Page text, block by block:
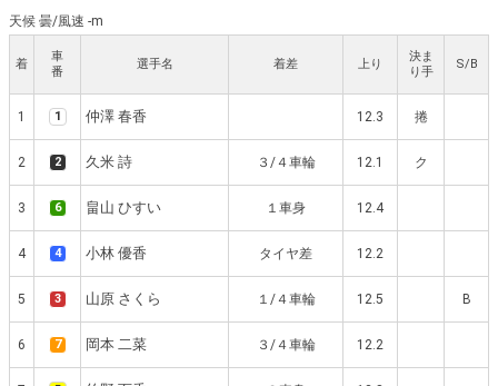
天候 曇/風速 -m
着
車
番
選手名 着差 上り
決ま
り手
S/B
1 1 仲澤 春香 12.3 捲
2 2 久米 詩 ３/４車輪 12.1 ク
3 6 畠山 ひすい １車身 12.4
4 4 小林 優香 タイヤ差 12.2
5 3 山原 さくら １/４車輪 12.5 B
6 7 岡本 二菜 ３/４車輪 12.2